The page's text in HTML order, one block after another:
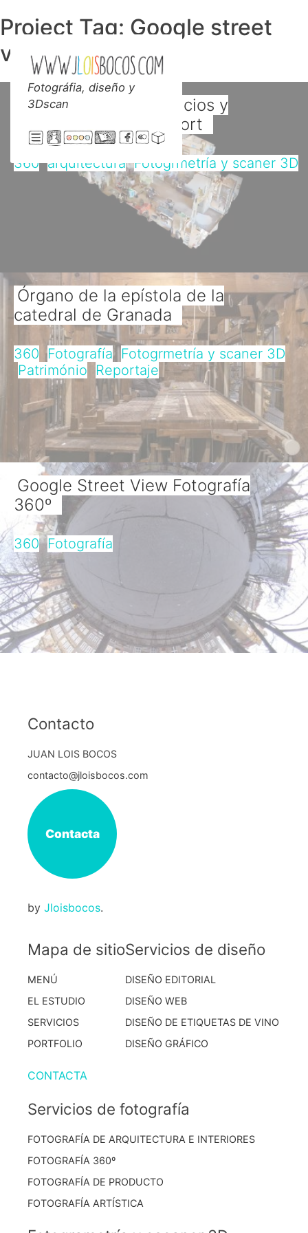
to
Jloisbocos
Fotográfia, diseño y
3Dscan
Project Tag: Google street
view
Digitalización de edificios y
espacios con Matterport
360 arquitectura Fotogrmetría y scaner 3D
Órgano de la epístola de la
catedral de Granada
360 Fotografía
Fotogrmetría y scaner 3D
Património
Reportaje
Google Street View Fotografía
360º
360 Fotografía
Contacto
JUAN LOIS BOCOS
contacto@jloisbocos.com
Contacta
by Jloisbocos.
Mapa de sitio
MENÚ
EL ESTUDIO
SERVICIOS
PORTFOLIO
CONTACTA
Servicios de diseño
DISEÑO EDITORIAL
DISEÑO WEB
DISEÑO DE ETIQUETAS DE VINO
DISEÑO GRÁFICO
Servicios de fotografía
FOTOGRAFÍA DE ARQUITECTURA E INTERIORES
FOTOGRAFÍA 360º
FOTOGRAFÍA DE PRODUCTO
FOTOGRAFÍA ARTÍSTICA